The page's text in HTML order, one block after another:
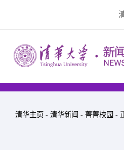
清华主页 - 清华新闻 - 菁菁校园 -